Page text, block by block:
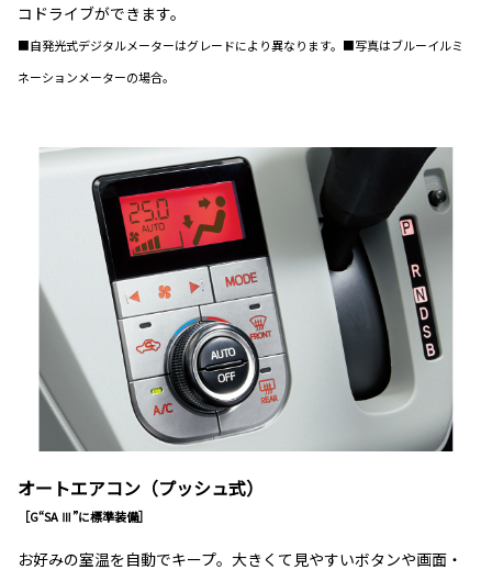
コドライブができます。
■自発光式デジタルメーターはグレードにより異なります。■写真はブルーイルミ
ネーションメーターの場合。
オートエアコン（プッシュ式）
［G“SA Ⅲ”に標準装備］
お好みの室温を自動でキープ。大きくて見やすいボタンや画面・